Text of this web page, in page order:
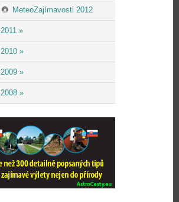
MeteoZajímavosti 2012
2011 »
2010 »
2009 »
2008 »